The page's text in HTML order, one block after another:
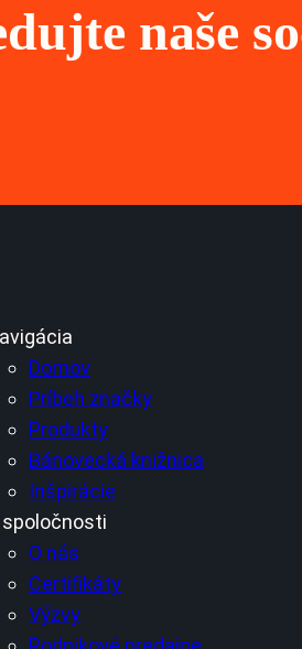
naše
Domov
Príbeh značky
Produkty
Bánovecká knižnica
Inšpirácie
spoločnosti
O nás
Certifikáty
Výzvy